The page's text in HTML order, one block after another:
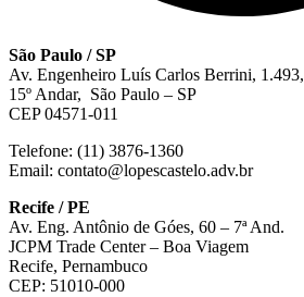
São Paulo / SP
Av. Engenheiro Luís Carlos Berrini, 1.493,
15º Andar, São Paulo – SP
CEP 04571-011
Telefone: (11) 3876-1360
Email: contato@lopescastelo.adv.br
Recife / PE
Av. Eng. Antônio de Góes, 60 – 7ª And.
JCPM Trade Center – Boa Viagem
Recife, Pernambuco
CEP: 51010-000